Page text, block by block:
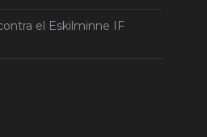
el Eskilminne IF